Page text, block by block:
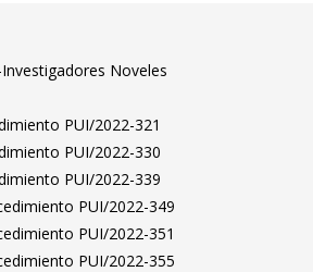
Noveles
PUI/2022-321
PUI/2022-330
PUI/2022-339
PUI/2022-349
PUI/2022-351
PUI/2022-355